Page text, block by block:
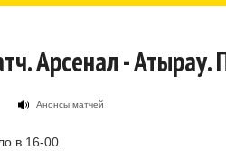
Арсенал - Атырау.
Анонсы матчей
в 16-00.